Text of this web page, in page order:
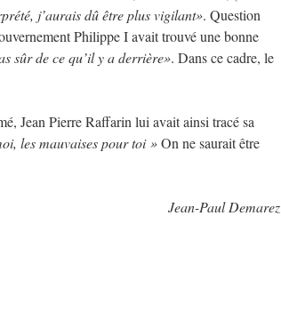
j’aurais dû être plus vigilant». Question
Philippe I avait trouvé une bonne
sûr de ce qu’il y a derrière». Dans ce cadre, le
Jean Pierre Raffarin lui avait ainsi tracé sa
les mauvaises pour toi »On ne saurait être
Jean-Paul Demarez